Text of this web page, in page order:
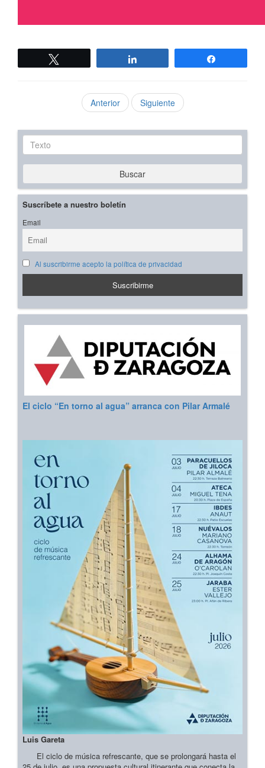
Anterior Siguiente
Texto
Buscar
Suscríbete a nuestro boletín
Email
Al suscribirme acepto la política de privacidad
El ciclo “En torno al agua” arranca con Pilar Armalé
Luis Gareta
El ciclo de música refrescante, que se prolongará hasta el